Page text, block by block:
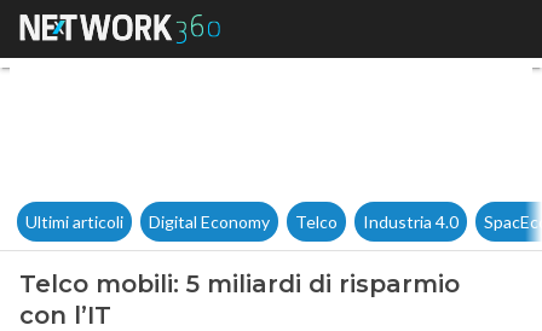
Telco mobili: 5 miliardi di
Ultimi articoli Digital Economy Telco Industria 4.0
Telco mobili: 5 miliardi di risparmio
con l’IT